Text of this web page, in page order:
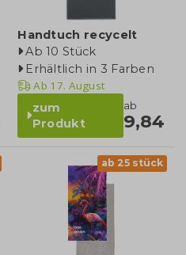
Handtuch recycelt
Ab 10 Stück
Erhältlich in 3 Farben
Ab 17. August
zum
Produkt
ab
9,84
ab 25 stück